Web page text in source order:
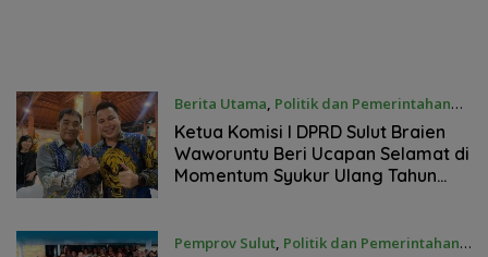
Berita Utama, Politik dan Pemerintahan
September 17, 2025
Ketua Komisi I DPRD Sulut Braien
Waworuntu Beri Ucapan Selamat di
Momentum Syukur Ulang Tahun
Pemprov Sulut, Politik dan Pemerintahan